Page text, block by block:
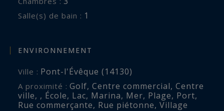
Salle(s) de bain : 1
ENVIRONNEMENT
Ville : Pont-l'Évêque (14130)
A proximité : Golf, Centre commercial, Centre
ville, , École, Lac, Marina, Mer, Plage, Port,
Rue commerçante, Rue piétonne, Village